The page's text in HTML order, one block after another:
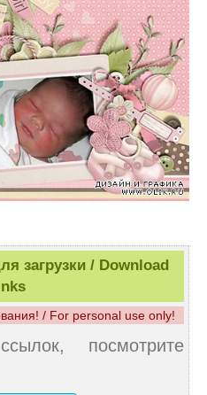
загрузки / Download
/ For personal use only!
посмотрите